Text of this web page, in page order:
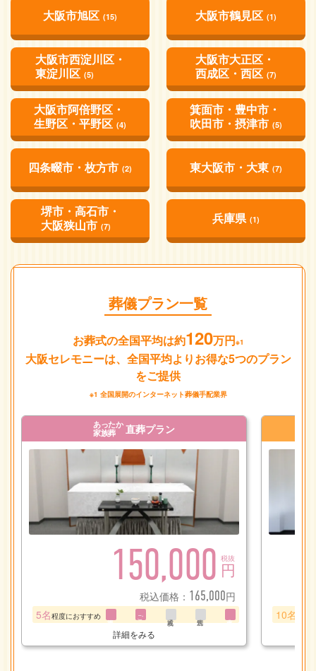
大阪市旭区 (15) 大阪市鶴見区 (1)
大阪市西淀川区・
東淀川区 (5)
大阪市大正区・
西成区・西区 (7)
大阪市阿倍野区・
生野区・平野区 (4)
箕面市・豊中市・
吹田市・摂津市 (5)
四条畷市・枚方市 (2) 東大阪市・大東 (7)
堺市・高石市・
大阪狭山市 (7)
兵庫県 (1)
葬儀プラン一覧
お葬式の全国平均は約120万円※1
大阪セレモニーは、全国平均よりお得な5つのプラン
をご提供
※1 全国展開のインターネット葬儀手配業界
あったか
家族葬
直葬プラン
150,000 税抜
円
税込価格： 165,000円
5名程度におすすめ ご安置
詳細をみる
10名